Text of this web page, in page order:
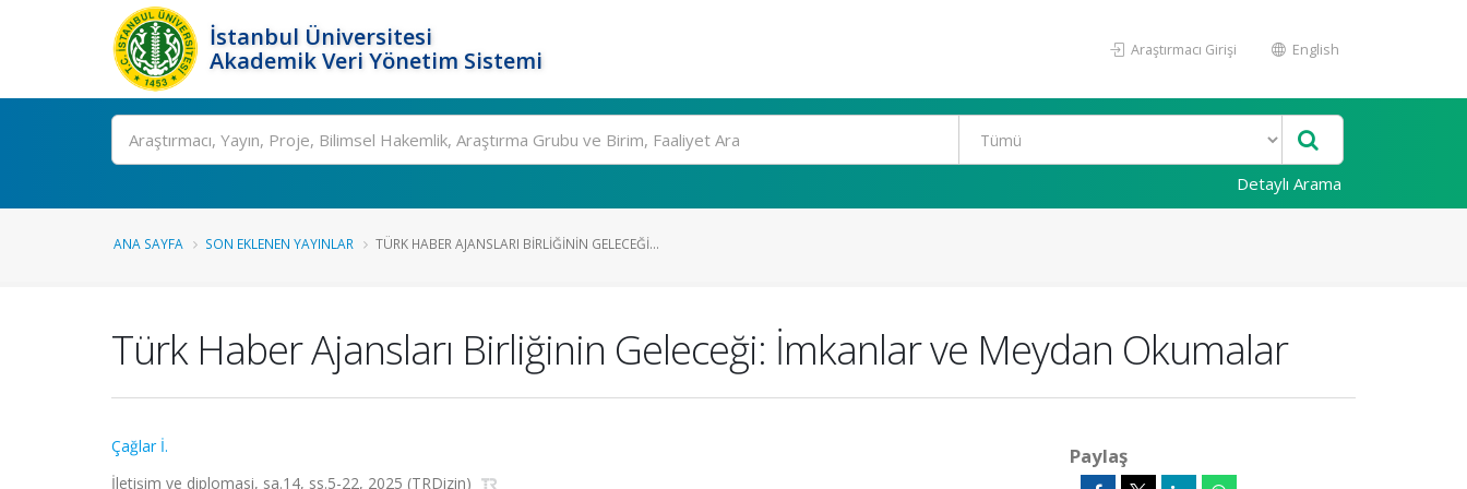
İstanbul Üniversitesi
Akademik Veri Yönetim Sistemi
Araştırmacı Girişi English
Ara
Detaylı Arama
ANA SAYFA SON EKLENEN YAYINLAR TÜRK HABER AJANSLARI BIRLIĞININ GELECEĞI...
Türk Haber Ajansları Birliğinin Geleceği: İmkanlar ve Meydan Okumalar
Çağlar İ.
İletişim ve diplomasi, sa.14, ss.5-22, 2025 (TRDizin)
Paylaş